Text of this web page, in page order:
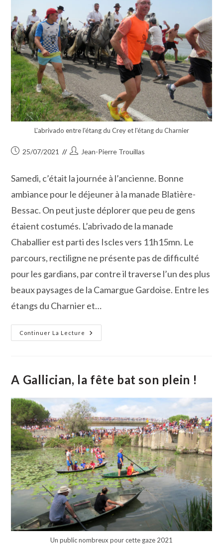
L'abrivado entre l'étang du Crey et l'étang du Charnier
Publication
25/07/2021
Auteur/autrice
publication :
Jean-Pierre Trouillas
Samedi, c’était la journée à l’ancienne. Bonne
ambiance pour le déjeuner à la manade Blatière-
Bessac. On peut juste déplorer que peu de gens
étaient costumés. L’abrivado de la manade
Chaballier est parti des Iscles vers 11h15mn. Le
parcours, rectiligne ne présente pas de difficulté
pour les gardians, par contre il traverse l’un des plus
beaux paysages de la Camargue Gardoise. Entre les
étangs du Charnier et…
Continuer La Lecture
Un
Week-
En
Beauté
De
La
Fête
De
Gallician
A Gallician, la fête bat son plein !
Un public nombreux pour cette gaze 2021